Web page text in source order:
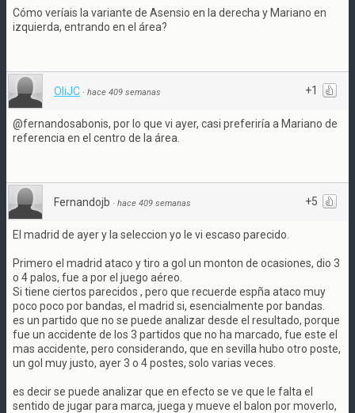
Cómo veríais la variante de Asensio en la derecha y Mariano en
izquierda, entrando en el área?
+1
OliJC · hace 409 semanas
@fernandosabonis, por lo que vi ayer, casi preferiría a Mariano de
referencia en el centro de la área.
+5
Fernandojb · hace 409 semanas
El madrid de ayer y la seleccion yo le vi escaso parecido.
Primero el madrid ataco y tiro a gol un monton de ocasiones, dio 3
o 4 palos, fue a por el juego aéreo.
Si tiene ciertos parecidos , pero que recuerde espña ataco muy
poco poco por bandas, el madrid si, esencialmente por bandas.
es un partido que no se puede analizar desde el resultado, porque
fue un accidente de los 3 partidos que no ha marcado, fue este el
mas accidente, pero considerando, que en sevilla hubo otro poste,
un gol muy justo, ayer 3 o 4 postes, solo varias veces.
es decir se puede analizar que en efecto se ve que le falta el
sentido de jugar para marca, juega y mueve el balon por moverlo,